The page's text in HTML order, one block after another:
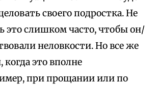
своего подростка. Не
это слишком часто, чтобы он/
неловкости. Но все же
это вполне
при прощании или по